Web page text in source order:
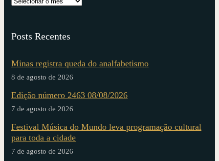
Posts Recentes
Minas registra queda do analfabetismo
8 de agosto de 2026
Edição número 2463 08/08/2026
7 de agosto de 2026
Festival Música do Mundo leva programação cultural
para toda a cidade
7 de agosto de 2026